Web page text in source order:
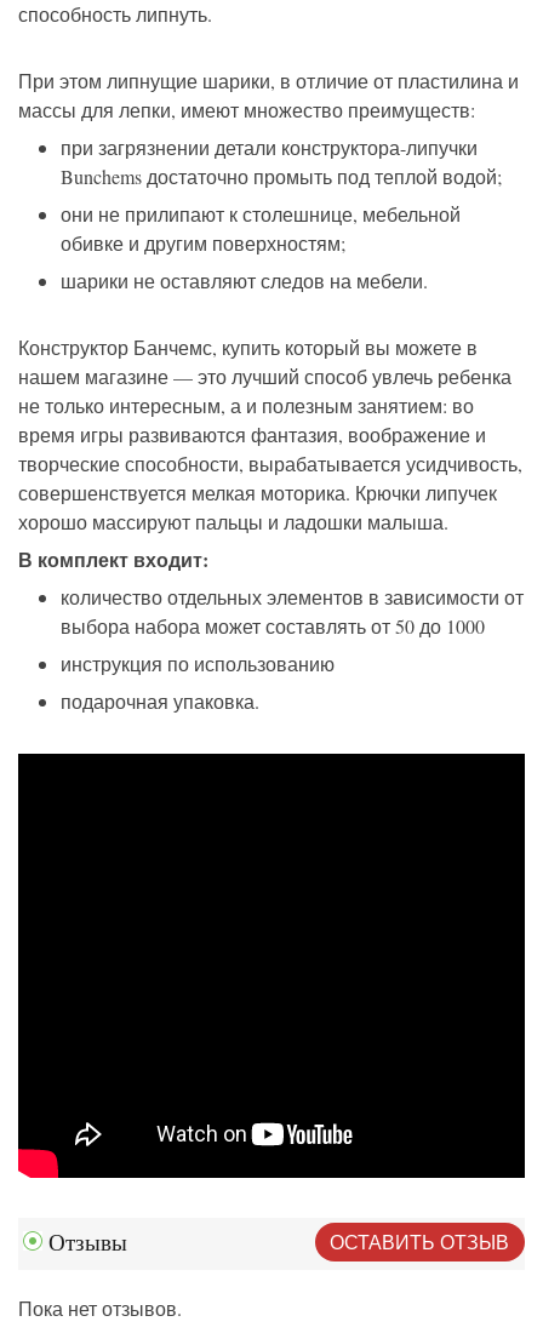
способность липнуть.
При этом липнущие шарики, в отличие от пластилина и
массы для лепки, имеют множество преимуществ:
при загрязнении детали конструктора-липучки
Bunchems достаточно промыть под теплой водой;
они не прилипают к столешнице, мебельной
обивке и другим поверхностям;
шарики не оставляют следов на мебели.
Конструктор Банчемс, купить который вы можете в
нашем магазине — это лучший способ увлечь ребенка
не только интересным, а и полезным занятием: во
время игры развиваются фантазия, воображение и
творческие способности, вырабатывается усидчивость,
совершенствуется мелкая моторика. Крючки липучек
хорошо массируют пальцы и ладошки малыша.
В комплект входит:
количество отдельных элементов в зависимости от
выбора набора может составлять от 50 до 1000
инструкция по использованию
подарочная упаковка.
Отзывы ОСТАВИТЬ ОТЗЫВ
Пока нет отзывов.